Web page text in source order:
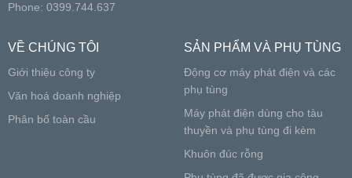
Phone: 0399.744.637
VỀ CHÚNG TÔI
Giới thiệu công ty
Văn hoá doanh nghiệp
Phân bố toàn cầu
SẢN PHẨM VÀ PHỤ TÙNG
Động cơ máy phát điện và các
phụ tùng
Máy phát điện dùng cho tàu
thuyền và phụ tùng đi kèm
Khuôn đúc rỗng